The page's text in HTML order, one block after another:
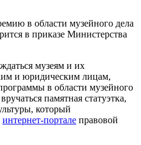
в области музейного дела
в приказе Министерства
музеям и их
и юридическим лицам,
в области музейного
памятная статуэтка,
который
интернет-портале правовой